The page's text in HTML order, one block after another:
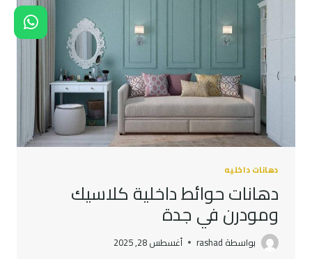
|
دهان
داخلي
مقاوم
للرطوبة
دهانات داخليه
دهانات حوائط داخلية كلاسيك
ومودرن في جدة
بواسطة rashad أغسطس 28, 2025